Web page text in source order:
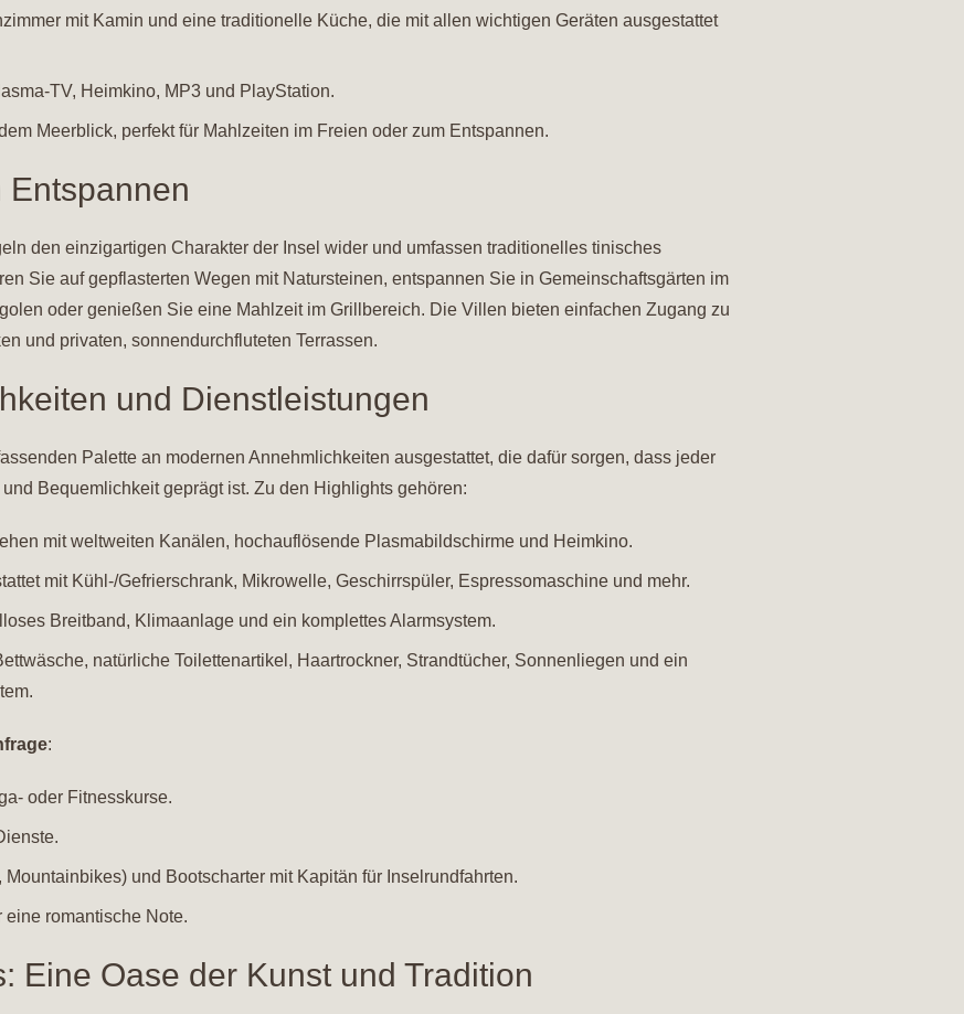
mit Kamin und eine traditionelle Küche, die mit allen wichtigen Geräten ausgestattet
TV, Heimkino, MP3 und PlayStation.
Meerblick, perfekt für Mahlzeiten im Freien oder zum Entspannen.
den einzigartigen Charakter der Insel wider und umfassen traditionelles tinisches
Sie auf gepflasterten Wegen mit Natursteinen, entspannen Sie in Gemeinschaftsgärten im
oder genießen Sie eine Mahlzeit im Grillbereich. Die Villen bieten einfachen Zugang zu
und privaten, sonnendurchfluteten Terrassen.
und Dienstleistungen
Palette an modernen Annehmlichkeiten ausgestattet, die dafür sorgen, dass jeder
Bequemlichkeit geprägt ist. Zu den Highlights gehören:
mit weltweiten Kanälen, hochauflösende Plasmabildschirme und Heimkino.
mit Kühl-/Gefrierschrank, Mikrowelle, Geschirrspüler, Espressomaschine und mehr.
Breitband, Klimaanlage und ein komplettes Alarmsystem.
natürliche Toilettenartikel, Haartrockner, Strandtücher, Sonnenliegen und ein
:
oder Fitnesskurse.
und Bootscharter mit Kapitän für Inselrundfahrten.
romantische Note.
Eine Oase der Kunst und Tradition